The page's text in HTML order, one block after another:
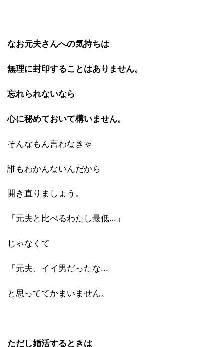
なお元夫さんへの気持ちは
無理に封印することはありません。
忘れられないなら
心に秘めておいて構いません。
そんなもん言わなきゃ
誰もわかんないんだから
開き直りましょう。
「元夫と比べるわたし最低...」
じゃなくて
「元夫、イイ男だったな...」
と思っててかまいません。
ただし婚活するときは